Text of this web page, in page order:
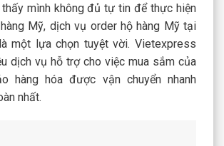
thấy mình không đủ tự tin để thực hiện
Mỹ, dịch vụ order hộ hàng Mỹ tại
một lựa chọn tuyệt vời. Vietexpress
dịch vụ hỗ trợ cho việc mua sắm của
hàng hóa được vận chuyển nhanh
nhất.